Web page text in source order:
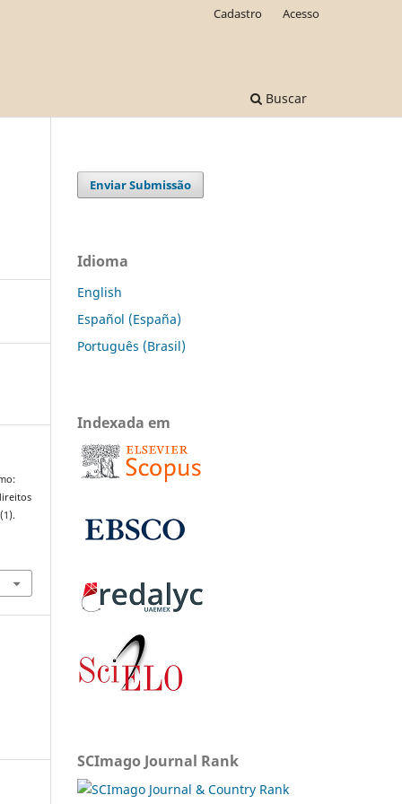
Buscar
Cadastro Acesso
(1).
Enviar Submissão
Idioma
English
Español (España)
Português (Brasil)
Indexada em
SCImago Journal Rank